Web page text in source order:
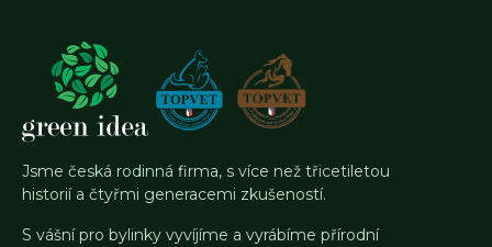
Jsme česká rodinná firma, s více než třicetiletou
historií a čtyřmi generacemi zkušeností.
S vášní pro bylinky vyvíjíme a vyrábíme přírodní